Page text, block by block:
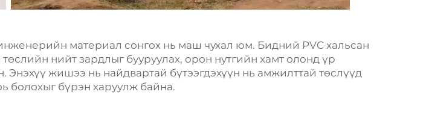
материал сонгох нь маш чухал юм. Бидний PVC хальсан
нийт зардлыг бууруулах, орон нутгийн хамт олонд үр
жишээ нь найдвартай бүтээгдэхүүн нь амжилттай төслүүд
болохыг бүрэн харуулж байна.